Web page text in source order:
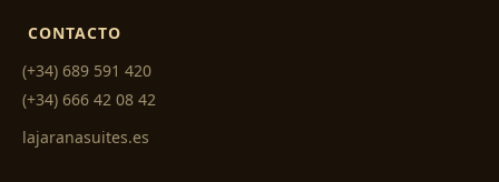
CONTACTO
(+34) 689 591 420
(+34) 666 42 08 42
lajaranasuites.es